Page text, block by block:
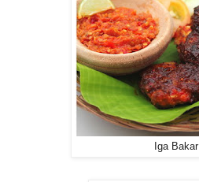
Iga Bakar